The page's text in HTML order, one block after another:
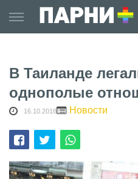
to
content
В Таиланде
однополые
16.10.2018 Новости